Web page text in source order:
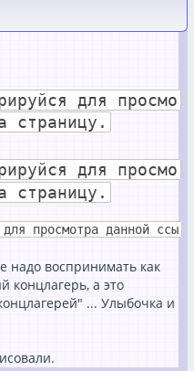
для просмо
страницу.
для просмо
страницу.
для просмотра данной ссы
надо воспринимать как
концлагерь, а это
... Улыбочка и